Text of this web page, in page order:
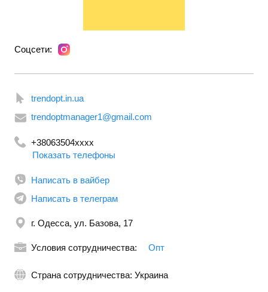
Уход и уборка Фитнес Фото/Видео/Аудио
Электроинструмент
Соцсети:
trendopt.in.ua
trendoptmanager1@gmail.com
+38063504xxxx
Показать телефоны
Написать в вайбер
Написать в телеграм
г. Одесса, ул. Базова, 17
Условия сотрудничества: Опт
Страна сотрудничества: Украина